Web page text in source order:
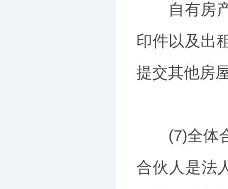
自有房产
印件以及出
提交其他房
(7)全体合
合伙人是法